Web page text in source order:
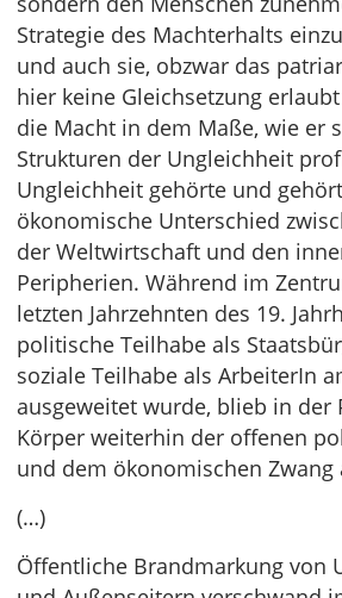
Strategie des Machterhalts
und auch sie, obzwar das
hier keine Gleichsetzung
die Macht in dem Maße, wie er
Strukturen der Ungleichheit
Ungleichheit gehörte und
ökonomische Unterschied
der Weltwirtschaft und den
Peripherien. Während im
letzten Jahrzehnten des 19.
politische Teilhabe als
soziale Teilhabe als ArbeiterIn
ausgeweitet wurde, blieb in der
Körper weiterhin der offenen
und dem ökonomischen Zwang
(…)
Öffentliche Brandmarkung von